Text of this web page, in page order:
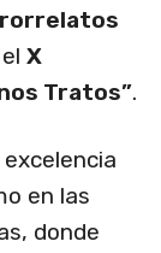
X
Tratos”.
en las
donde